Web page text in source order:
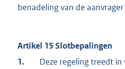
benadeling van de
Artikel 15 Slotbepalingen
1.
Deze regeling treedt in